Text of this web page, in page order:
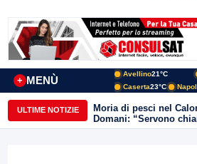
MENÙ
+
Avellino21°C
Caserta23°C
ULTIME NOTIZIE
Moria di pesci nel
Domani: “Servono
approfondimenti sulla